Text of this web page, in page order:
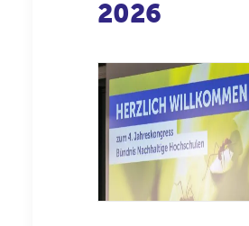
2026
© Bündnis Nachhaltige
Hochschulen / ilgs.at